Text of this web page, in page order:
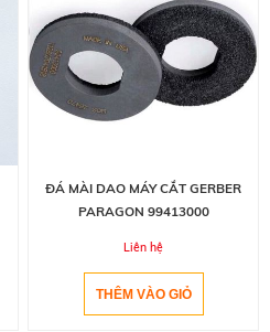
ĐÁ MÀI DAO MÁY CẮT GERBER
PARAGON 99413000
Liên hệ